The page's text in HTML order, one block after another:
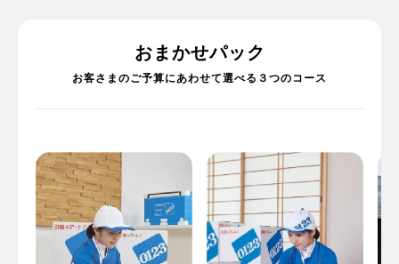
おまかせパック
お客さまのご予算にあわせて選べる３つのコース